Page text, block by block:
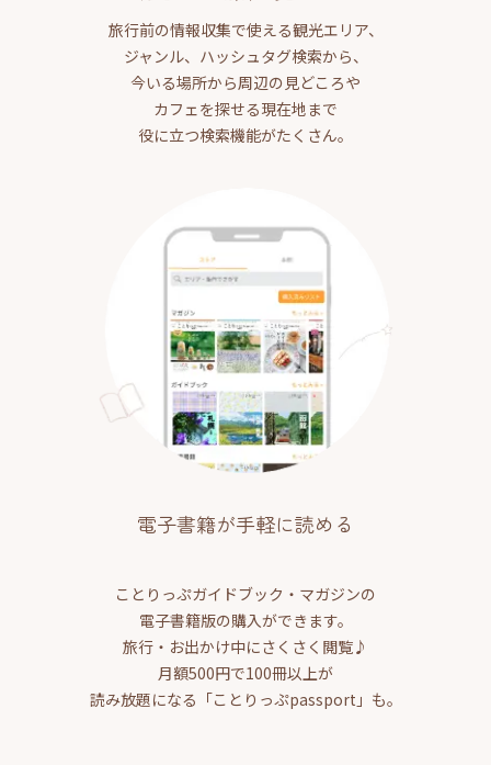
旅行前の情報収集で使える観光エリア、
ジャンル、ハッシュタグ検索から、
今いる場所から周辺の見どころや
カフェを探せる現在地まで
役に立つ検索機能がたくさん。
電子書籍が手軽に読める
ことりっぷガイドブック・マガジンの
電子書籍版の購入ができます。
旅行・お出かけ中にさくさく閲覧♪
月額500円で100冊以上が
読み放題になる「ことりっぷpassport」も。